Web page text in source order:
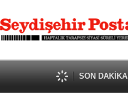
SON DAKİKA